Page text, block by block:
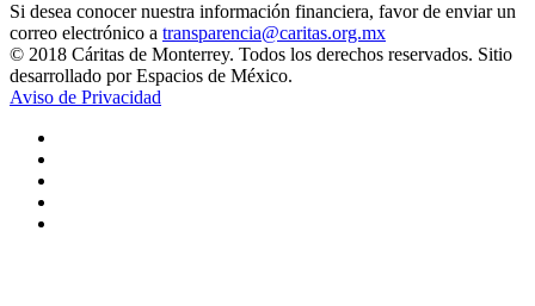
Si desea conocer nuestra información financiera, favor de enviar un
correo electrónico a transparencia@caritas.org.mx
© 2018 Cáritas de Monterrey. Todos los derechos reservados. Sitio
desarrollado por Espacios de México.
Aviso de Privacidad